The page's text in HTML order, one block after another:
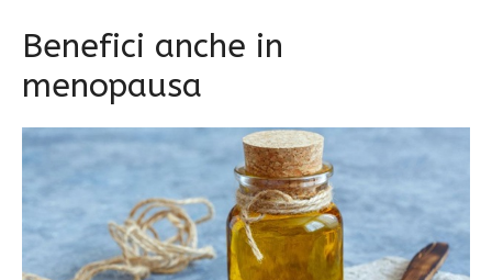
Benefici anche in
menopausa